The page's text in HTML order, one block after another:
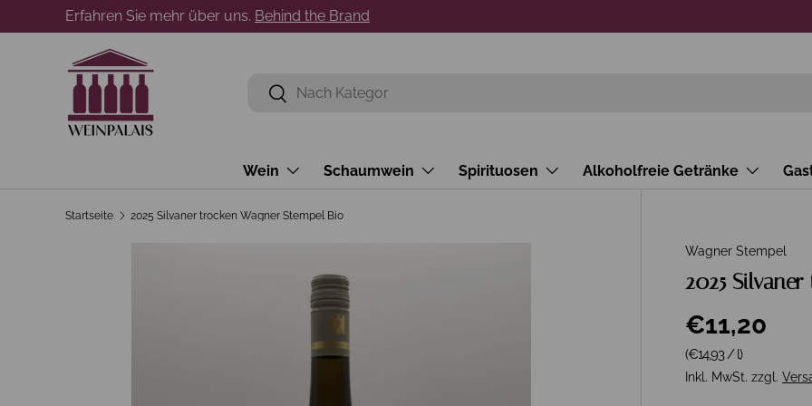
Direkt zum Inhalt
Erfahren Sie mehr über uns. Behind the Brand
Suchen
Suchen
Wein Schaumwein Spirituosen Alkoholfreie Getränke
Startseite 2025 Silvaner trocken Wagner Stempel Bio
Wagner Stempel
2025
€11,20
Grundpreis
(€14,93/l)
Inkl. MwSt. zzgl.